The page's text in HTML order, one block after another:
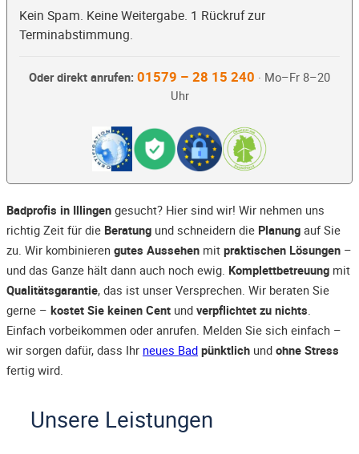
Kein Spam. Keine Weitergabe. 1 Rückruf zur
Terminabstimmung.
Oder direkt anrufen: 01579 – 28 15 240 · Mo–Fr 8–20
Uhr
Badprofis in Illingen gesucht? Hier sind wir! Wir nehmen uns
richtig Zeit für die Beratung und schneidern die Planung auf Sie
zu. Wir kombinieren gutes Aussehen mit praktischen Lösungen –
und das Ganze hält dann auch noch ewig. Komplettbetreuung mit
Qualitätsgarantie, das ist unser Versprechen. Wir beraten Sie
gerne – kostet Sie keinen Cent und verpflichtet zu nichts.
Einfach vorbeikommen oder anrufen. Melden Sie sich einfach –
wir sorgen dafür, dass Ihr neues Bad pünktlich und ohne Stress
fertig wird.
Unsere Leistungen